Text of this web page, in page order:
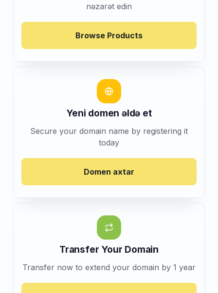
nəzarət edin
Browse Products
Yeni domen əldə et
Secure your domain name by registering it
today
Domen axtar
Transfer Your Domain
Transfer now to extend your domain by 1 year